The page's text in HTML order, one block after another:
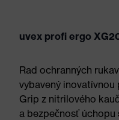
uvex profi ergo
Rad ochranných
vybavený
Grip z nitrilového
a bezpečnosť